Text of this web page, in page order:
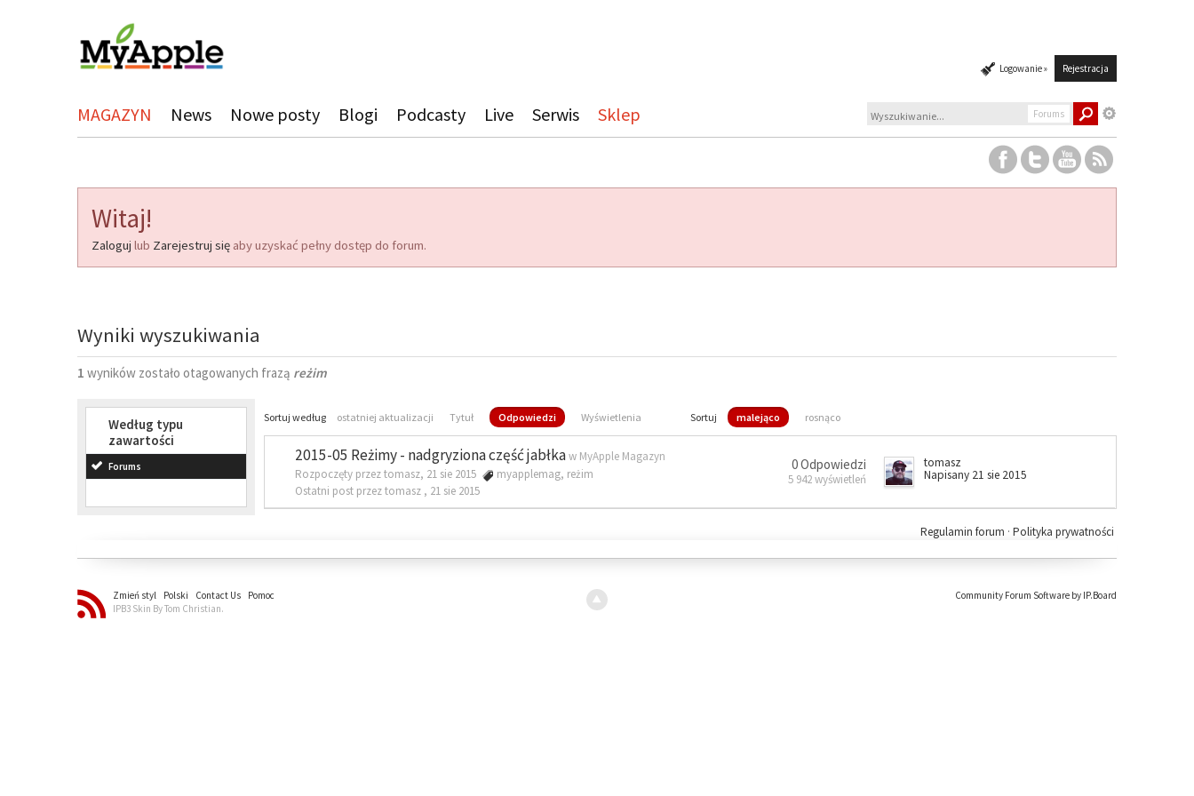
Logowanie » Rejestracja
MAGAZYN News Nowe posty Blogi Podcasty Live Serwis Sklep Forums
Witaj!
Zaloguj lub Zarejestruj się aby uzyskać pełny dostęp do forum.
Wyniki wyszukiwania
1 wyników zostało otagowanych frazą reżim
Według typu
zawartości
Forums
Sortuj według ostatniej aktualizacji Tytuł Odpowiedzi Wyświetlenia Sortuj malejąco rosnąco
2015-05 Reżimy - nadgryziona część jabłkaw MyApple Magazyn
Rozpoczęty przez tomasz, 21 sie 2015
myapplemag, reżim
Ostatni post przez tomasz , 21 sie 2015
0 Odpowiedzi
5 942 wyświetleń
tomasz
Napisany 21 sie 2015
Polityka prywatności
Regulamin forum ·
Zmień styl Polski Contact Us
Pomoc
IPB3 Skin By Tom Christian.
Community Forum Software by IP.Board